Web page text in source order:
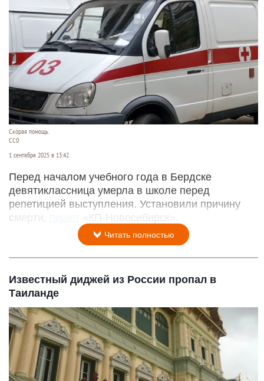
Скорая помощь.
СС0
1 сентября 2025 в 13:42
Перед началом учебного года в Бердске
девятиклассница умерла в школе перед
репетицией выступления. Установили причину
смерти,
«КП-Новосибирск».
Читать полностью
Известный диджей из России пропал в
Таиланде